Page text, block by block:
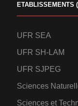
ETABLISSEMENTS
UFR SEA
UFR SH-LAM
UFR SJPEG
Sciences
Sciences et